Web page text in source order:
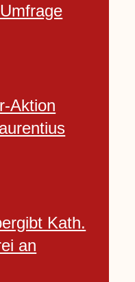
Aktion
Kath.
an